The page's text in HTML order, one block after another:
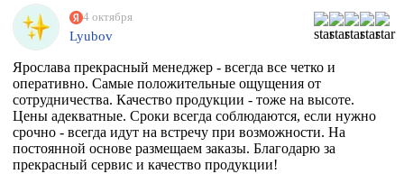
4 октября
Lyubov
Ярослава прекрасный менеджер - всегда все четко и
оперативно. Самые положительные ощущения от
сотрудничества. Качество продукции - тоже на высоте.
Цены адекватные. Сроки всегда соблюдаются, если нужно
срочно - всегда идут на встречу при возможности. На
постоянной основе размещаем заказы. Благодарю за
прекрасный сервис и качество продукции!